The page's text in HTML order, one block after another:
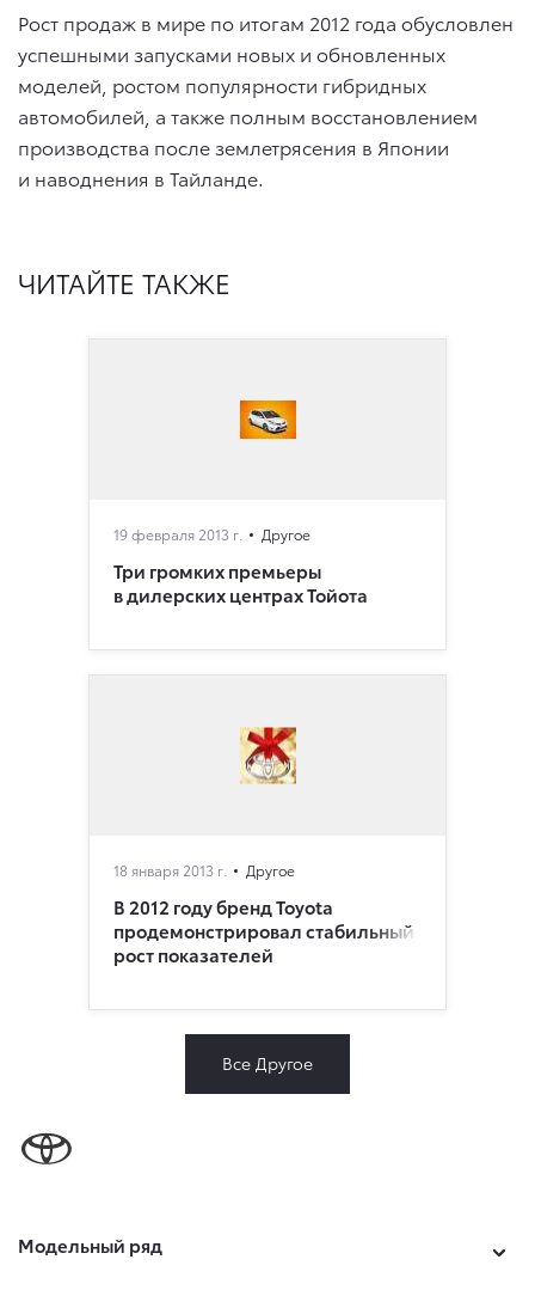
Рост продаж в мире по итогам 2012 года обусловлен
успешными запусками новых и обновленных
моделей, ростом популярности гибридных
автомобилей, а также полным восстановлением
производства после землетрясения в Японии
и наводнения в Тайланде.
ЧИТАЙТЕ ТАКЖЕ
19 февраля 2013 г. Другое
Три громких премьеры
в дилерских центрах Тойота
18 января 2013 г. Другое
В 2012 году бренд Toyota
продемонстрировал стабильный
рост показателей
Все Другое
Модельный ряд